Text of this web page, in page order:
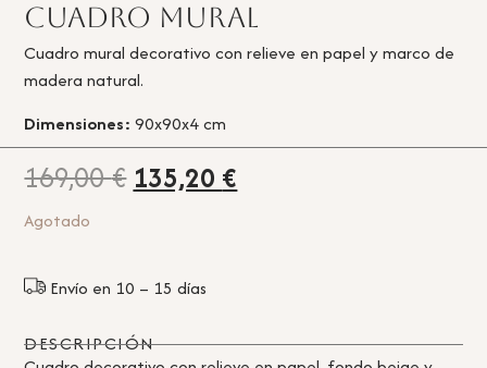
Cuadro Mural
Cuadro mural decorativo con relieve en papel y marco de
madera natural.
Dimensiones: 90x90x4 cm
169,00€ 135,20 €
Agotado
Envío en 10 – 15 días
DESCRIPCIÓN